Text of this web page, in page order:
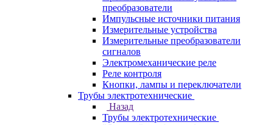
преобразователи
Импульсные источники питания
Измерительные устройства
Измерительные преобразователи
сигналов
Электромеханические реле
Реле контроля
Кнопки, лампы и переключатели
Трубы электротехнические
Назад
Трубы электротехнические